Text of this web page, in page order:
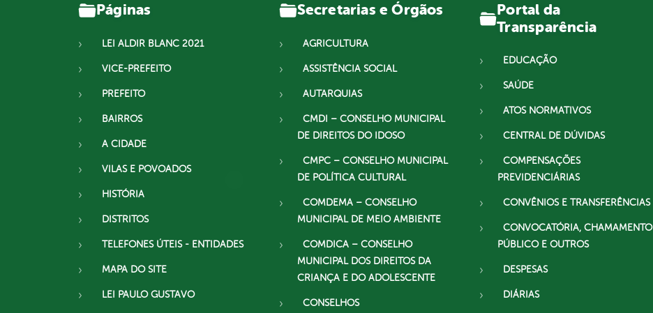
Páginas
LEI ALDIR BLANC 2021
VICE-PREFEITO
PREFEITO
BAIRROS
A CIDADE
VILAS E POVOADOS
HISTÓRIA
DISTRITOS
TELEFONES ÚTEIS - ENTIDADES
MAPA DO SITE
LEI PAULO GUSTAVO
Secretarias e Órgãos
AGRICULTURA
ASSISTÊNCIA SOCIAL
AUTARQUIAS
CMDI – CONSELHO MUNICIPAL
DE DIREITOS DO IDOSO
CMPC – CONSELHO MUNICIPAL
DE POLÍTICA CULTURAL
COMDEMA – CONSELHO
MUNICIPAL DE MEIO AMBIENTE
COMDICA – CONSELHO
MUNICIPAL DOS DIREITOS DA
CRIANÇA E DO ADOLESCENTE
CONSELHOS
Portal da
Transparência
EDUCAÇÃO
SAÚDE
ATOS NORMATIVOS
CENTRAL DE DÚVIDAS
COMPENSAÇÕES
PREVIDENCIÁRIAS
CONVÊNIOS E TRANSFERÊNCIAS
CONVOCATÓRIA, CHAMAMENTO
PÚBLICO E OUTROS
DESPESAS
DIÁRIAS